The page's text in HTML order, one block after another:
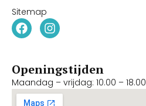
Sitemap
Openingstijden
Maandag – vrijdag: 10.00 – 18.00